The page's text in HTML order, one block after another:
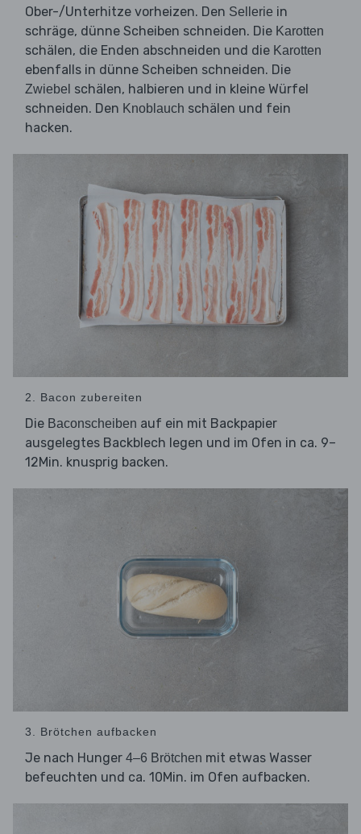
Ober-/Unterhitze vorheizen. Den Sellerie in
schräge, dünne Scheiben schneiden. Die Karotten
schälen, die Enden abschneiden und die Karotten
ebenfalls in dünne Scheiben schneiden. Die
Zwiebel schälen, halbieren und in kleine Würfel
schneiden. Den Knoblauch schälen und fein
hacken.
2. Bacon zubereiten
Die Baconscheiben auf ein mit Backpapier
ausgelegtes Backblech legen und im Ofen in ca. 9–
12Min. knusprig backen.
3. Brötchen aufbacken
Je nach Hunger 4–6 Brötchen mit etwas Wasser
befeuchten und ca. 10Min. im Ofen aufbacken.